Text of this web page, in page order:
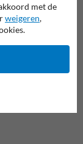
met de
weigeren,